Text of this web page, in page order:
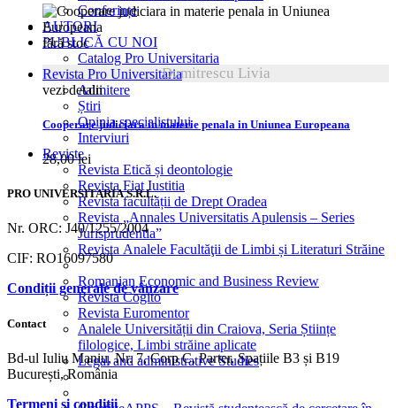
Conferințe
AUTORI
PUBLICĂ CU NOI
Catalog Pro Universitaria
Revista Pro Universitaria
Admitere
Știri
Opinia specialistului
Interviuri
Reviste
Revista Etică și deontologie
Revista Fiat Iustitia
Revista facultății de Drept Oradea
Revista „Annales Universitatis Apulensis – Series
Jurisprudentia”
Revista Analele Facultăţii de Limbi și Literaturi Străine
Romanian Economic and Business Review
Revista Cogito
Revista Euromentor
Analele Universității din Craiova, Seria Științe
filologice, Limbi străine aplicate
Legal and administrative Studies
fără stoc
Dumitrescu Livia
vezi detalii
Cooperare judiciara in materie penala in Uniunea Europeana
28,00lei
PRO UNIVERSITARIA S.R.L.
Nr. ORC: J40/1255/2004
CIF: RO16097580
Condiții generale de vânzare
Contact
Bd-ul Iuliu Maniu, Nr. 7, Corp C, Parter, Spațiile B3 și B19
București, România
Termeni și condiții